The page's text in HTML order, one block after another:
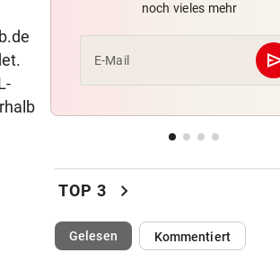
22-Jährige erlitt auf
Schwächeanfall
vor
Wroclav Panthers
Sieg! Erfolgreiches Debüt
Senft in Karlsruhe
BUNDESLIGA IM TICKER
noch vieles mehr
E-Mail
TOP 3 chevron_right
Gelesen(ausgewählt)Kommentiert